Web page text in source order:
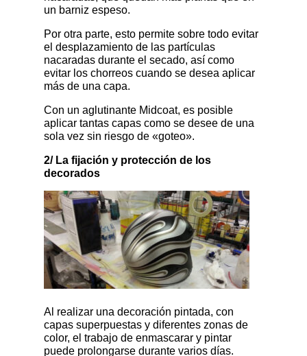
un barniz espeso.
Por otra parte, esto permite sobre todo evitar
el desplazamiento de las partículas
nacaradas durante el secado, así como
evitar los chorreos cuando se desea aplicar
más de una capa.
Con un aglutinante Midcoat, es posible
aplicar tantas capas como se desee de una
sola vez sin riesgo de «goteo».
2/ La fijación y protección de los
decorados
Al realizar una decoración pintada, con
capas superpuestas y diferentes zonas de
color, el trabajo de enmascarar y pintar
puede prolongarse durante varios días.